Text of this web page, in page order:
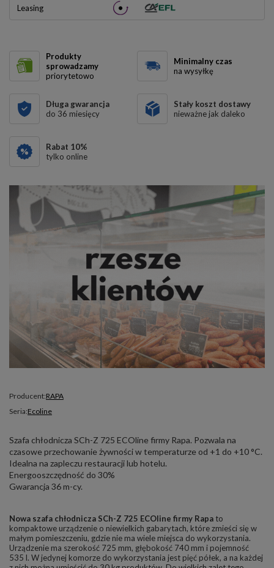
Leasing
Produkty
sprowadzamy
priorytetowo
Minimalny czas
na wysyłkę
Długa gwarancja
do 36 miesięcy
Stały koszt dostawy
nieważne jak daleko
Rabat 10%
tylko online
Producent:RAPA
Seria:Ecoline
Szafa chłodnicza SCh-Z 725 ECOline firmy Rapa. Pozwala na
czasowe przechowanie żywności w temperaturze od +1 do +10 °C.
Idealna na zapleczu restauracji lub hotelu.
Energooszczędność do 30%
Gwarancja 36 m-cy.
Nowa szafa chłodnicza SCh-Z 725 ECOline firmy Rapa to
kompaktowe urządzenie o niewielkich gabarytach, które zmieści się w
małym pomieszczeniu, gdzie nie ma wiele miejsca do wykorzystania.
Urządzenie ma szerokość 725 mm, głębokość 740 mm i pojemność
535 l. W jedynej komorze do wykorzystania jest pięć półek, a na każdej